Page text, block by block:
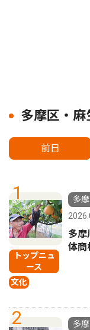
多摩区・麻
前日
1
トップニュ
ース
文化
多
多
体商
2
多